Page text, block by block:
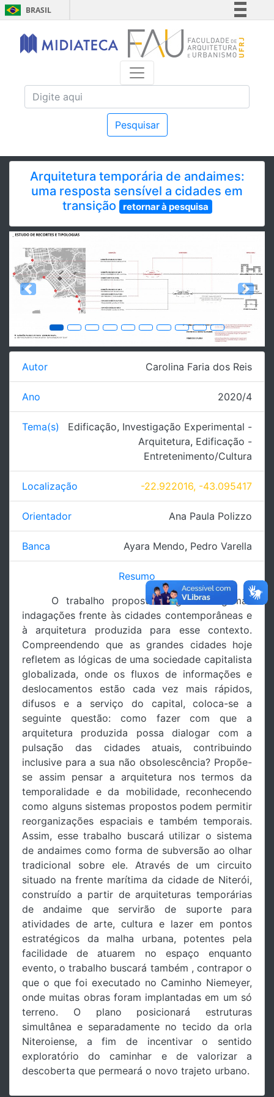
BRASIL
Simplifique!
Comunica BR
Acesso à informação
Pesquisar
Arquitetura temporária de andaimes:
uma resposta sensível a cidades em
transição
retornar à pesquisa
Previous Next
Autor Carolina Faria dos Reis
Ano 2020/4
Tema(s) Edificação, Investigação Experimental -
Arquitetura, Edificação -
Entretenimento/Cultura
Localização -22.922016, -43.095417
Orientador Ana Paula Polizzo
Banca Ayara Mendo, Pedro Varella
Resumo
O trabalho proposto surge de algumas
indagações frente às cidades contemporâneas e
à arquitetura produzida para esse contexto.
Compreendendo que as grandes cidades hoje
refletem as lógicas de uma sociedade capitalista
globalizada, onde os fluxos de informações e
deslocamentos estão cada vez mais rápidos,
difusos e a serviço do capital, coloca-se a
seguinte questão: como fazer com que a
arquitetura produzida possa dialogar com a
pulsação das cidades atuais, contribuindo
inclusive para a sua não obsolescência? Propõe-
se assim pensar a arquitetura nos termos da
temporalidade e da mobilidade, reconhecendo
como alguns sistemas propostos podem permitir
reorganizações espaciais e também temporais.
Assim, esse trabalho buscará utilizar o sistema
de andaimes como forma de subversão ao olhar
tradicional sobre ele. Através de um circuito
situado na frente marítima da cidade de Niterói,
construído a partir de arquiteturas temporárias
de andaime que servirão de suporte para
atividades de arte, cultura e lazer em pontos
estratégicos da malha urbana, potentes pela
facilidade de atuarem no espaço enquanto
evento, o trabalho buscará também , contrapor o
que o que foi executado no Caminho Niemeyer,
onde muitas obras foram implantadas em um só
terreno. O plano posicionará estruturas
simultânea e separadamente no tecido da orla
Niteroiense, a fim de incentivar o sentido
exploratório do caminhar e de valorizar a
descoberta que permeará o novo trajeto urbano.